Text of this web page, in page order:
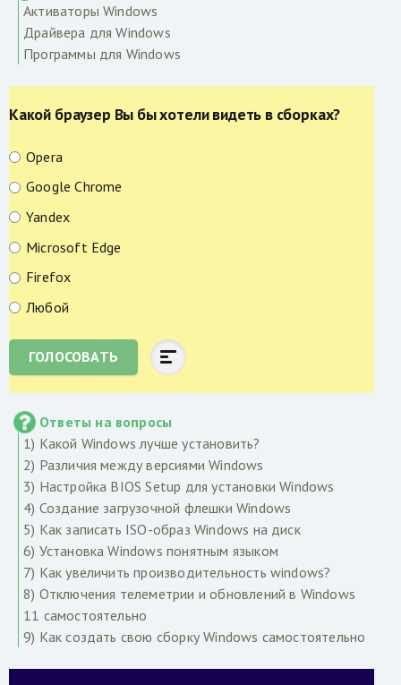
Активаторы Windows
Драйвера для Windows
Программы для Windows
Какой браузер Вы бы хотели видеть в сборках?
Opera
Google Chrome
Yandex
Microsoft Edge
Firefox
Любой
ГОЛОСОВАТЬ
Ответы на вопросы
1) Какой Windows лучше установить?
2) Различия между версиями Windows
3) Настройка BIOS Setup для установки Windows
4) Создание загрузочной флешки Windows
5) Как записать ISO-образ Windows на диск
6) Установка Windows понятным языком
7) Как увеличить производительность windows?
8) Отключения телеметрии и обновлений в Windows
11 самостоятельно
9) Как создать свою сборку Windows самостоятельно